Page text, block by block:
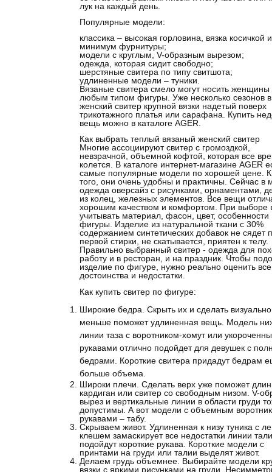
лук на каждый день.
Популярные модели:
классика – высокая горловина, вязка косичкой и
минимум фурнитуры;
модели с круглым, V-образным вырезом;
одежда, которая сидит свободно;
шерстяные свитера по типу свитшота;
удлиненные модели – туники.
Вязаные свитера смело могут носить женщины
любым типом фигуры. Уже несколько сезонов
женский свитер крупной вязки надетый поверх
трикотажного платья или сарафана. Купить
вещь можно в каталоге AGER.
Как выбрать теплый вязаный женский свитер
Многие ассоциируют свитер с громоздкой,
невзрачной, объемной кофтой, которая все
колется. В каталоге интернет-магазине AGER
самые популярные модели по хорошей цене.
того, они очень удобны и практичны. Сейчас в
одежда оверсайз с рисунками, орнаментами,
из колец, железных элементов. Все вещи
хорошим качеством и комфортом. При выборе
учитывать материал, фасон, цвет, особенности
фигуры. Изделие из натуральной ткани с 30%
содержанием синтетических добавок не сядет
первой стирки, не скатывается, приятен к телу.
Правильно выбранный свитер - одежда для
работу и в ресторан, и на праздник. Чтобы
изделие по фигуре, нужно реально оценить
достоинства и недостатки.
Как купить свитер по фигуре:
Широкие бедра. Скрыть их и сделать визуально
меньше поможет удлиненная вещь. Модель
линии таза с воротником-хомут или
рукавами отлично подойдет для девушек с
бедрами. Короткие свитера придадут бедрам
больше объема.
Широки плечи. Сделать верх уже поможет
кардиган или свитер со свободным низом. V-
вырез и вертикальные линии в области груди
допустимы. А вот модели с объемным
рукавами – табу.
Скрываем живот. Удлиненная к низу туника с
клешем замаскирует все недостатки линии
подойдут короткие рукава. Короткие модели с
принтами на груди или талии выделят живот.
Делаем грудь объемнее. Выбирайте модели
вязки с яркими рисунками на груди.